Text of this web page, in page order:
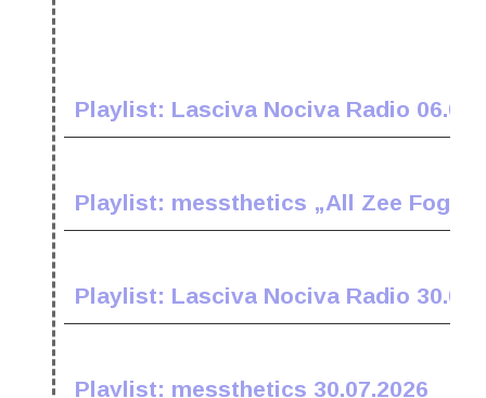
Playlist: Lasciva Nociva Radio
Playlist: messthetics „All Zee Fogz
Playlist: Lasciva Nociva Radio
Playlist: messthetics 30.07.2026